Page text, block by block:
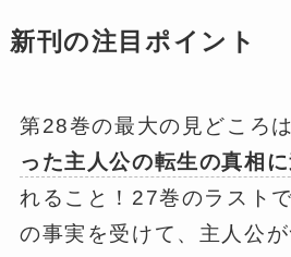
新刊の注目ポイント
第28巻の最大の見どころは
った主人公の転生の真相
れること！27巻のラスト
の事実を受けて、主人公